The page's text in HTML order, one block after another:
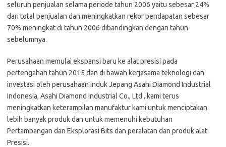
seluruh penjualan selama periode tahun 2006 yaitu sebesar 24%
dari total penjualan dan meningkatkan rekor pendapatan sebesar
70% meningkat di tahun 2006 dibandingkan dengan tahun
sebelumnya.
Perusahaan memulai ekspansi baru ke alat presisi pada
pertengahan tahun 2015 dan di bawah kerjasama teknologi dan
investasi oleh perusahaan induk Jepang Asahi Diamond Industrial
Indonesia, Asahi Diamond Industrial Co., Ltd., kami terus
meningkatkan keterampilan manufaktur kami untuk menciptakan
lebih banyak produk dan untuk memenuhi kebutuhan
Pertambangan dan Eksplorasi Bits dan peralatan dan produk alat
Presisi.